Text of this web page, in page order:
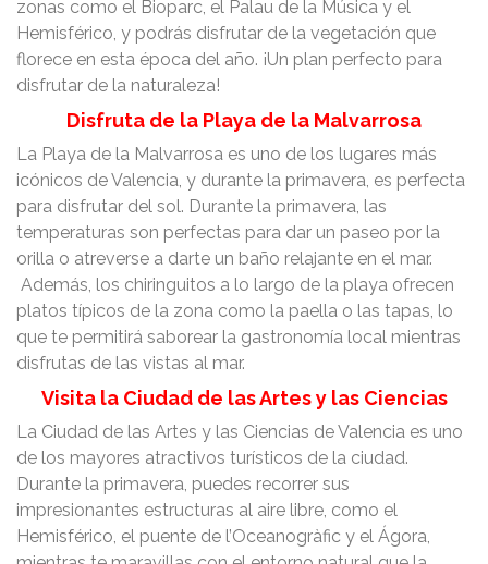
zonas como el Bioparc, el Palau de la Música y el
Hemisférico, y podrás disfrutar de la vegetación que
florece en esta época del año. ¡Un plan perfecto para
disfrutar de la naturaleza!
Disfruta de la Playa de la Malvarrosa
La Playa de la Malvarrosa es uno de los lugares más
icónicos de Valencia, y durante la primavera, es perfecta
para disfrutar del sol. Durante la primavera, las
temperaturas son perfectas para dar un paseo por la
orilla o atreverse a darte un baño relajante en el mar.
Además, los chiringuitos a lo largo de la playa ofrecen
platos típicos de la zona como la paella o las tapas, lo
que te permitirá saborear la gastronomía local mientras
disfrutas de las vistas al mar.
Visita la Ciudad de las Artes y las Ciencias
La Ciudad de las Artes y las Ciencias de Valencia es uno
de los mayores atractivos turísticos de la ciudad.
Durante la primavera, puedes recorrer sus
impresionantes estructuras al aire libre, como el
Hemisférico, el puente de l’Oceanogràfic y el Ágora,